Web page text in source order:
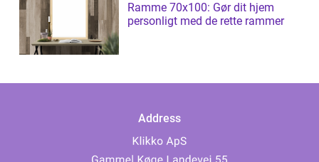
Ramme 70x100: Gør dit hjem
personligt med de rette rammer
Address